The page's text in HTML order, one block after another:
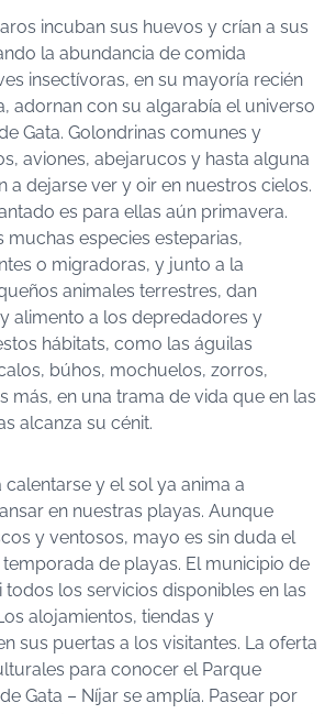
incuban sus huevos y crían a sus
la abundancia de comida
insectívoras, en su mayoría recién
adornan con su algarabía el universo
Gata. Golondrinas comunes y
aviones, abejarucos y hasta alguna
a dejarse ver y oir en nuestros cielos.
es para ellas aún primavera.
muchas especies esteparias,
o migradoras, y junto a la
animales terrestres, dan
alimento a los depredadores y
hábitats, como las águilas
búhos, mochuelos, zorros,
más, en una trama de vida que en las
alcanza su cénit.
calentarse y el sol ya anima a
en nuestras playas. Aunque
y ventosos, mayo es sin duda el
de playas. El municipio de
todos los servicios disponibles en las
alojamientos, tiendas y
sus puertas a los visitantes. La oferta
para conocer el Parque
Gata – Níjar se amplía. Pasear por